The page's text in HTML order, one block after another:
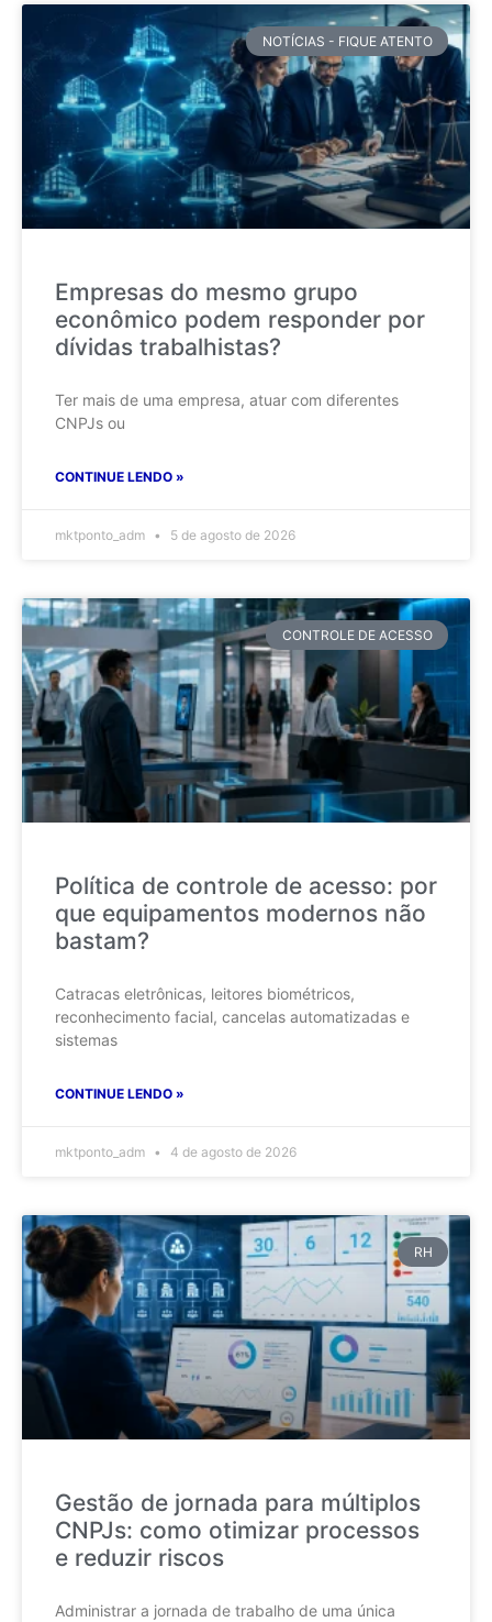
NOTÍCIAS - FIQUE ATENTO
Empresas do mesmo grupo
econômico podem responder por
dívidas trabalhistas?
Ter mais de uma empresa, atuar com diferentes
CNPJs ou
CONTINUE LENDO »
mktponto_adm 5 de agosto de 2026
CONTROLE DE ACESSO
Política de controle de acesso: por
que equipamentos modernos não
bastam?
Catracas eletrônicas, leitores biométricos,
reconhecimento facial, cancelas automatizadas e
sistemas
CONTINUE LENDO »
mktponto_adm 4 de agosto de 2026
RH
Gestão de jornada para múltiplos
CNPJs: como otimizar processos
e reduzir riscos
Administrar a jornada de trabalho de uma única